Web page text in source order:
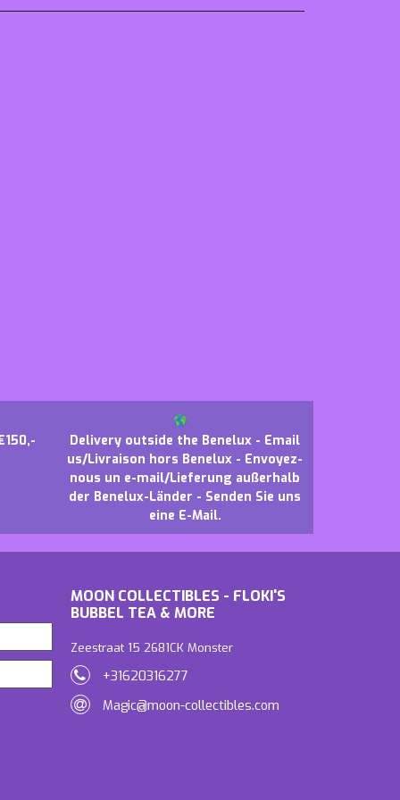
Delivery outside the Benelux - Email
us/Livraison hors Benelux - Envoyez-
nous un e-mail/Lieferung außerhalb
der Benelux-Länder - Senden Sie uns
eine E-Mail.
MOON COLLECTIBLES - FLOKI'S
BUBBEL TEA & MORE
Zeestraat 15 2681CK Monster
+31620316277
Magic@moon-collectibles.com